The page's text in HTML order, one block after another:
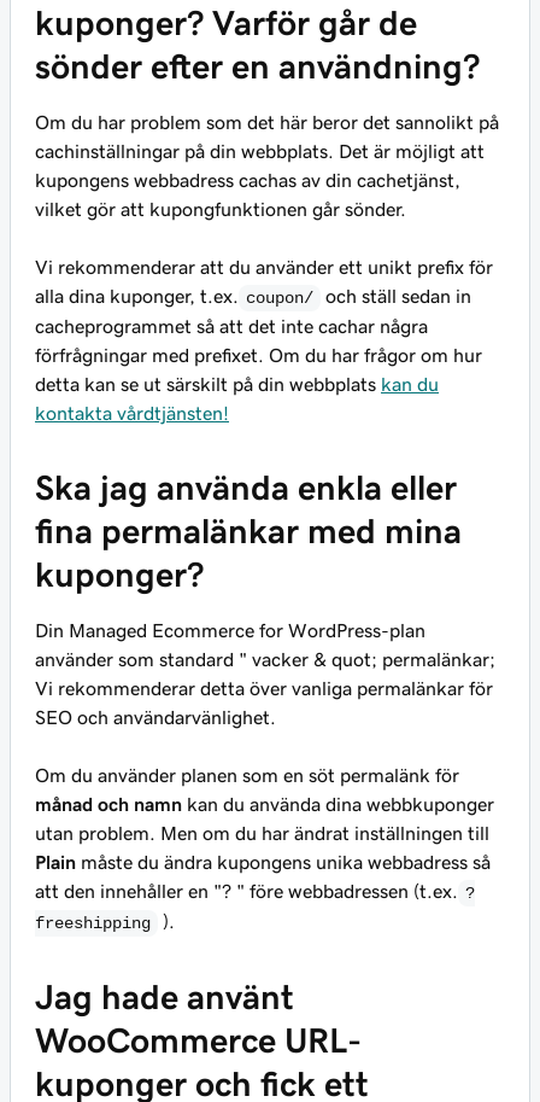
kuponger? Varför går de
sönder efter en användning?
Om du har problem som det här beror det sannolikt på
cachinställningar på din webbplats. Det är möjligt att
kupongens webbadress cachas av din cachetjänst,
vilket gör att kupongfunktionen går sönder.
Vi rekommenderar att du använder ett unikt prefix för
alla dina kuponger, t.ex. coupon/
och ställ sedan in
cacheprogrammet så att det inte cachar några
förfrågningar med prefixet. Om du har frågor om hur
detta kan se ut särskilt på din webbplats kan du
kontakta vårdtjänsten!
Ska jag använda enkla eller
fina permalänkar med mina
kuponger?
Din Managed Ecommerce for WordPress-plan
använder som standard " vacker & quot; permalänkar;
Vi rekommenderar detta över vanliga permalänkar för
SEO och användarvänlighet.
Om du använder planen som en söt permalänk för
månad och namn kan du använda dina webbkuponger
utan problem. Men om du har ändrat inställningen till
Plain måste du ändra kupongens unika webbadress så
att den innehåller en "? " före webbadressen (t.ex.
?
freeshipping
).
Jag hade använt
WooCommerce URL-
kuponger och fick ett